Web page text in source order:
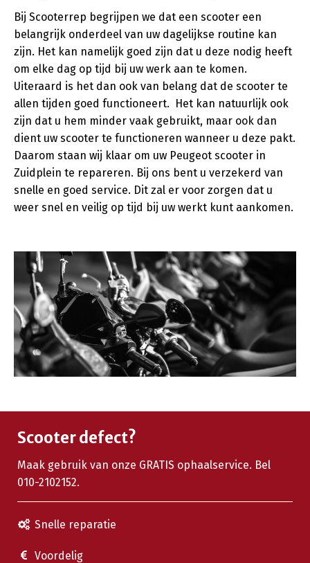
Bij Scooterrep begrijpen we dat een scooter een
belangrijk onderdeel van uw dagelijkse routine kan
zijn. Het kan namelijk goed zijn dat u deze nodig heeft
om elke dag op tijd bij uw werk aan te komen.
Uiteraard is het dan ook van belang dat de scooter te
allen tijden goed functioneert. Het kan natuurlijk ook
zijn dat u hem minder vaak gebruikt, maar ook dan
dient uw scooter te functioneren wanneer u deze pakt.
Daarom staan wij klaar om uw Peugeot scooter in
Zuidplein te repareren. Bij ons bent u verzekerd van
snelle en goed service. Dit zal er voor zorgen dat u
weer snel en veilig op tijd bij uw werkt kunt aankomen.
Scooter defect?
Maak gebruik van onze GRATIS ophaalservice. Bel
010-2102152.
Snelle reparatie
Voordelig